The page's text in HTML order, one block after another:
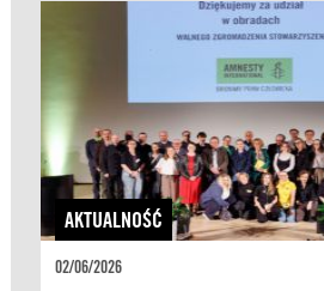
AKTUALNOŚĆ
02/06/2026